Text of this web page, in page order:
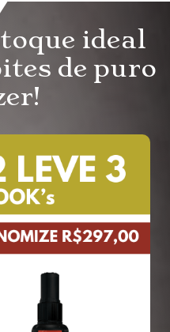
ideal
de puro